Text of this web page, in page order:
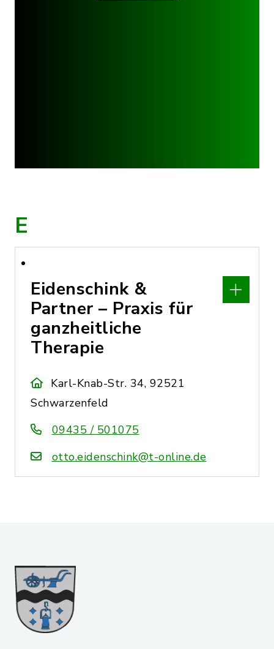
E
Eidenschink &
Partner – Praxis für
ganzheitliche
Therapie
Karl-Knab-Str. 34, 92521
Schwarzenfeld
09435 / 501075
otto.eidenschink@t-online.de